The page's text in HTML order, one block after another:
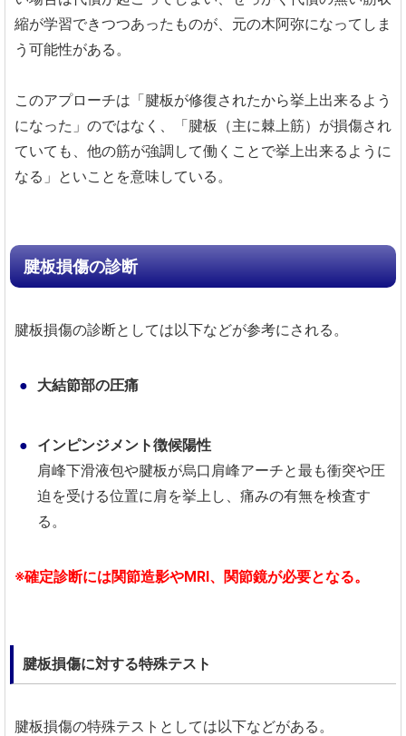
縮が学習できつつあったものが、元の木阿弥になってしま
う可能性がある。
このアプローチは「腱板が修復されたから挙上出来るよう
になった」のではなく、「腱板（主に棘上筋）が損傷され
ていても、他の筋が強調して働くことで挙上出来るように
なる」といことを意味している。
腱板損傷の診断
腱板損傷の診断としては以下などが参考にされる。
大結節部の圧痛
インピンジメント徴候陽性
肩峰下滑液包や腱板が烏口肩峰アーチと最も衝突や圧
迫を受ける位置に肩を挙上し、痛みの有無を検査す
る。
※確定診断には関節造影やMRI、関節鏡が必要となる。
腱板損傷に対する特殊テスト
腱板損傷の特殊テストとしては以下などがある。